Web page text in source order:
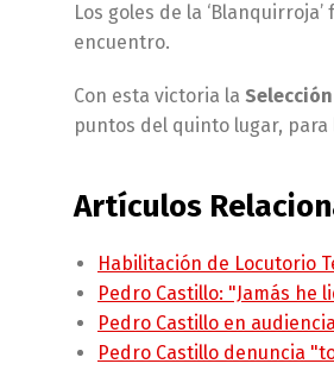
Los goles de la
encuentro.
Con esta victoria la
puntos del quinto lugar,
Artículos
Habilitación de Locutorio
Pedro Castillo: "Jamás
Pedro Castillo en
Pedro Castillo denuncia